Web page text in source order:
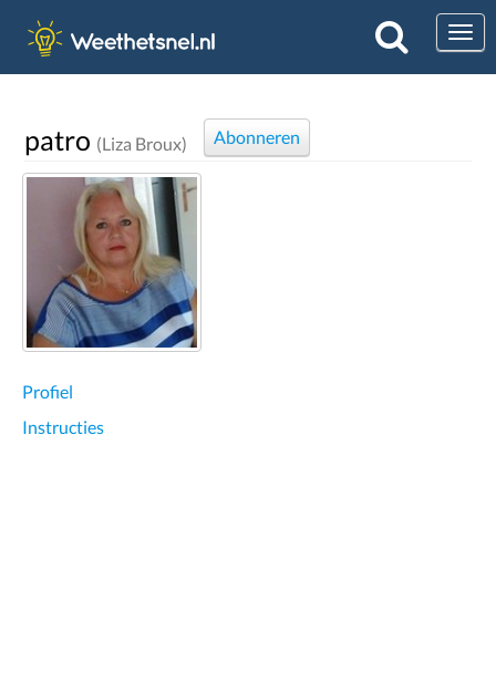
patro (Liza Broux) Abonneren
Profiel
Instructies